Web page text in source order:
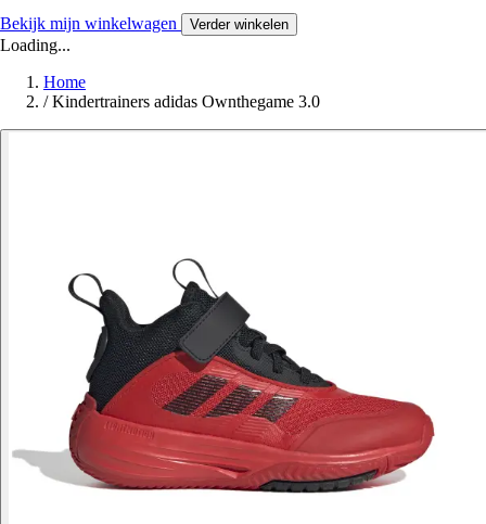
Bekijk mijn winkelwagen Verder winkelen
Loading...
Home
/ Kindertrainers adidas Ownthegame 3.0